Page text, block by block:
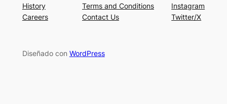
History
Careers
Terms and Conditions
Contact Us
Instagram
Twitter/X
Diseñado con WordPress